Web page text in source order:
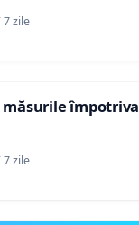
zile
zile